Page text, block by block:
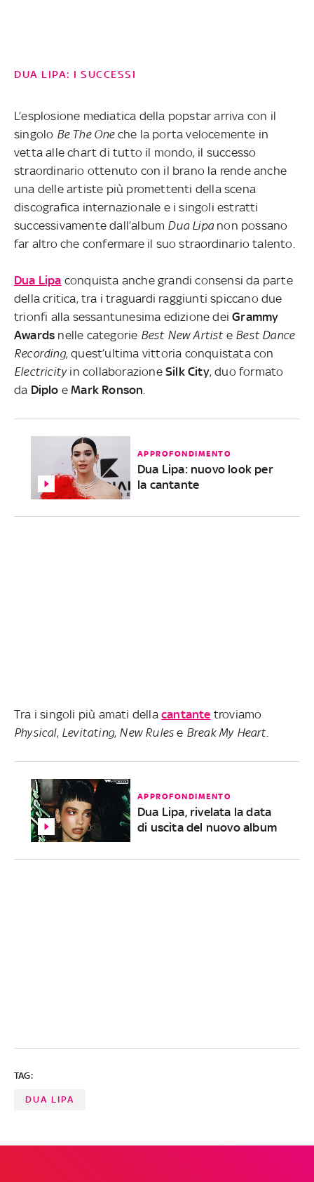
DUA LIPA: I SUCCESSI
L’esplosione mediatica della popstar arriva con il
singolo Be The Oneche la porta velocemente in
vetta alle chart di tutto il mondo, il successo
straordinario ottenuto con il brano la rende anche
una delle artiste più promettenti della scena
discografica internazionale e i singoli estratti
successivamente dall’album Dua Lipanon possano
far altro che confermare il suo straordinario talento.
Dua Lipa conquista anche grandi consensi da parte
della critica, tra i traguardi raggiunti spiccano due
trionfi alla sessantunesima edizione deiGrammy
Awards nelle categorie Best New Artiste Best Dance
Recording, quest’ultima vittoria conquistata con
Electricityin collaborazioneSilk City, duo formato
da Diplo eMark Ronson
APPROFONDIMENTO
Dua Lipa: nuovo look per
la cantante
Tra i singoli più amati della cantante troviamo
Physical, Levitating, New Rules e Break My Heart.
APPROFONDIMENTO
Dua Lipa, rivelata la data
di uscita del nuovo album
TAG:
DUA LIPA